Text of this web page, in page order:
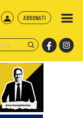
ABBONATI